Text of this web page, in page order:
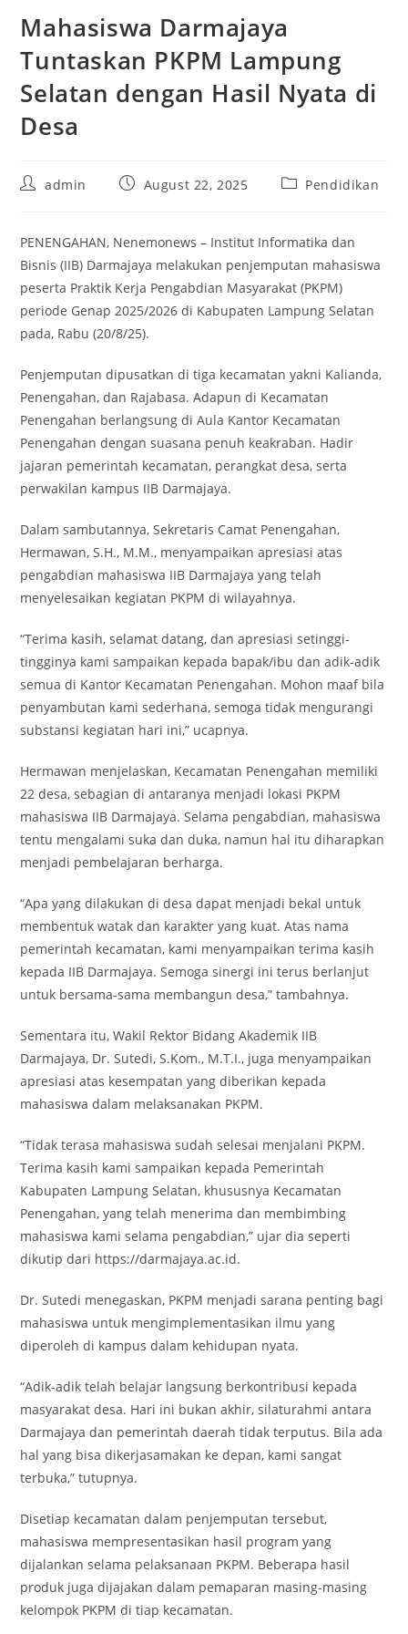
Mahasiswa Darmajaya
Tuntaskan PKPM Lampung
Selatan dengan Hasil Nyata di
Desa
Postadmin
PostAugust 22, 2025
PostPendidikan
PENENGAHAN, Nenemonews – Institut Informatika dan
Bisnis (IIB) Darmajaya melakukan penjemputan mahasiswa
peserta Praktik Kerja Pengabdian Masyarakat (PKPM)
periode Genap 2025/2026 di Kabupaten Lampung Selatan
pada, Rabu (20/8/25).
Penjemputan dipusatkan di tiga kecamatan yakni Kalianda,
Penengahan, dan Rajabasa. Adapun di Kecamatan
Penengahan berlangsung di Aula Kantor Kecamatan
Penengahan dengan suasana penuh keakraban. Hadir
jajaran pemerintah kecamatan, perangkat desa, serta
perwakilan kampus IIB Darmajaya.
Dalam sambutannya, Sekretaris Camat Penengahan,
Hermawan, S.H., M.M., menyampaikan apresiasi atas
pengabdian mahasiswa IIB Darmajaya yang telah
menyelesaikan kegiatan PKPM di wilayahnya.
“Terima kasih, selamat datang, dan apresiasi setinggi-
tingginya kami sampaikan kepada bapak/ibu dan adik-adik
semua di Kantor Kecamatan Penengahan. Mohon maaf bila
penyambutan kami sederhana, semoga tidak mengurangi
substansi kegiatan hari ini,” ucapnya.
Hermawan menjelaskan, Kecamatan Penengahan memiliki
22 desa, sebagian di antaranya menjadi lokasi PKPM
mahasiswa IIB Darmajaya. Selama pengabdian, mahasiswa
tentu mengalami suka dan duka, namun hal itu diharapkan
menjadi pembelajaran berharga.
“Apa yang dilakukan di desa dapat menjadi bekal untuk
membentuk watak dan karakter yang kuat. Atas nama
pemerintah kecamatan, kami menyampaikan terima kasih
kepada IIB Darmajaya. Semoga sinergi ini terus berlanjut
untuk bersama-sama membangun desa,” tambahnya.
Sementara itu, Wakil Rektor Bidang Akademik IIB
Darmajaya, Dr. Sutedi, S.Kom., M.T.I., juga menyampaikan
apresiasi atas kesempatan yang diberikan kepada
mahasiswa dalam melaksanakan PKPM.
“Tidak terasa mahasiswa sudah selesai menjalani PKPM.
Terima kasih kami sampaikan kepada Pemerintah
Kabupaten Lampung Selatan, khususnya Kecamatan
Penengahan, yang telah menerima dan membimbing
mahasiswa kami selama pengabdian,” ujar dia seperti
dikutip dari https://darmajaya.ac.id.
Dr. Sutedi menegaskan, PKPM menjadi sarana penting bagi
mahasiswa untuk mengimplementasikan ilmu yang
diperoleh di kampus dalam kehidupan nyata.
“Adik-adik telah belajar langsung berkontribusi kepada
masyarakat desa. Hari ini bukan akhir, silaturahmi antara
Darmajaya dan pemerintah daerah tidak terputus. Bila ada
hal yang bisa dikerjasamakan ke depan, kami sangat
terbuka,” tutupnya.
Disetiap kecamatan dalam penjemputan tersebut,
mahasiswa mempresentasikan hasil program yang
dijalankan selama pelaksanaan PKPM. Beberapa hasil
produk juga dijajakan dalam pemaparan masing-masing
kelompok PKPM di tiap kecamatan.